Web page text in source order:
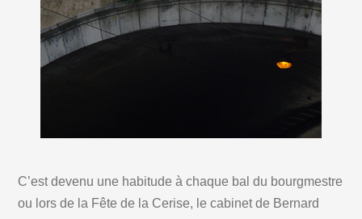
C’est devenu une habitude à chaque bal du bourgmestre
ou lors de la Fête de la Cerise, le cabinet de Bernard